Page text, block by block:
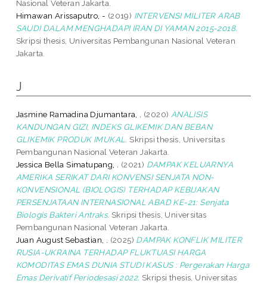
Nasional Veteran Jakarta.
Himawan Arissaputro, - (2019) INTERVENSI MILITER ARAB
SAUDI DALAM MENGHADAPI IRAN DI YAMAN 2015-2018.
Skripsi thesis, Universitas Pembangunan Nasional Veteran
Jakarta.
J
Jasmine Ramadina Djumantara, . (2020) ANALISIS
KANDUNGAN GIZI, INDEKS GLIKEMIK DAN BEBAN
GLIKEMIK PRODUK IMUKAL. Skripsi thesis, Universitas
Pembangunan Nasional Veteran Jakarta.
Jessica Bella Simatupang, .
(2021) DAMPAK KELUARNYA
AMERIKA SERIKAT DARI KONVENSI SENJATA NON-
KONVENSIONAL (BIOLOGIS) TERHADAP KEBIJAKAN
PERSENJATAAN INTERNASIONAL ABAD KE-21: Senjata
Biologis Bakteri Antraks. Skripsi thesis, Universitas
Pembangunan Nasional Veteran Jakarta.
Juan August Sebastian, .
(2025) DAMPAK KONFLIK MILITER
RUSIA-UKRAINA TERHADAP FLUKTUASI HARGA
KOMODITAS EMAS DUNIA STUDI KASUS : Pergerakan Harga
Emas Derivatif Periodesasi 2022. Skripsi thesis, Universitas